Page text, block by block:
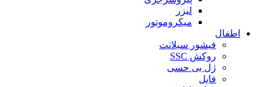
لیزر
میکروموتور
اطفال
فیشور سیلانت
روکش SSC
ژل بی حسی
فایل